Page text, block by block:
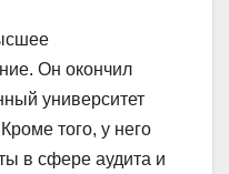
Он окончил
университет
того, у него
в сфере аудита и